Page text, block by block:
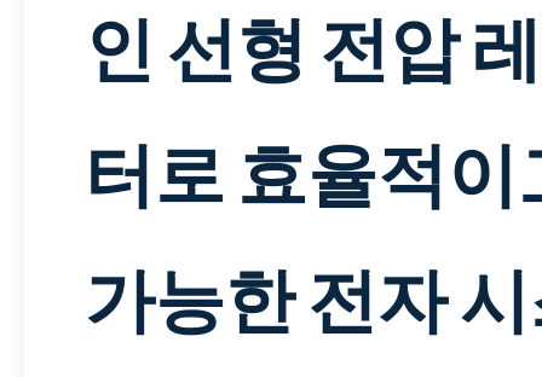
인 선형 전압
터로 효율적이
가능한 전자